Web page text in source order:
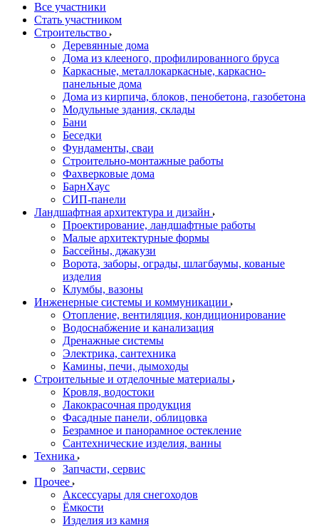
Все участники
Стать участником
Строительство
Деревянные дома
Дома из клееного, профилированного бруса
Каркасные, металлокаркасные, каркасно-
панельные дома
Дома из кирпича, блоков, пенобетона, газобетона
Модульные здания, склады
Бани
Беседки
Фундаменты, сваи
Строительно-монтажные работы
Фахверковые дома
БарнХаус
СИП-панели
Ландшафтная архитектура и дизайн
Проектирование, ландшафтные работы
Малые архитектурные формы
Бассейны, джакузи
Ворота, заборы, ограды, шлагбаумы, кованые
изделия
Клумбы, вазоны
Инженерные системы и коммуникации
Отопление, вентиляция, кондиционирование
Водоснабжение и канализация
Дренажные системы
Электрика, сантехника
Камины, печи, дымоходы
Строительные и отделочные материалы
Кровля, водостоки
Лакокрасочная продукция
Фасадные панели, облицовка
Безрамное и панорамное остекление
Сантехнические изделия, ванны
Техника
Запчасти, сервис
Прочее
Аксессуары для снегоходов
Ёмкости
Изделия из камня